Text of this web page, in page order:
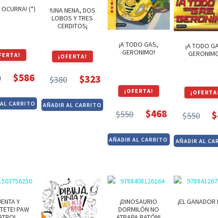
OCURRA! (*)
precio
original
$586
precio
actual
CARRITO
!UNA NENA, DOS
LOBOS Y TRES
CERDITOS¡
¡OFERTA!
$380
precio
original
$323
precio
actual
AÑADIR AL CARRITO
¡A TODO GAS,
GERONIMO!
¡OFERTA!
$550
precio
original
$468
precio
actual
AÑADIR AL CARRITO
¡A TODO
¡OFERTA!
$550 $
AÑADIR AL
Y
PAW
¡DINOSAURIO
DORMILÓN NO
¡EL